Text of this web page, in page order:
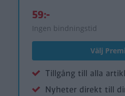
59:-
Ingen bindningstid
Välj
Tillgång till alla
Nyheter direkt till